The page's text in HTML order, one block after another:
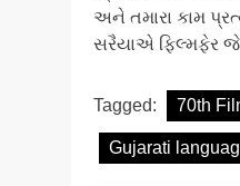
અને તમારા કામ
સરૈયાએ ફિલ્મફેર
Tagged: 70th
Gujarati